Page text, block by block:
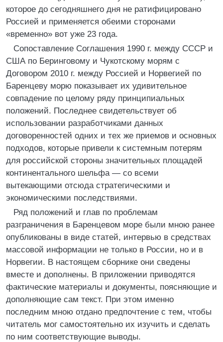
которое до сегодняшнего дня не ратифицировано
Россией и применяется обеими сторонами
«временно» вот уже 23 года.
Сопоставление Соглашения 1990 г. между СССР и
США по Беринговому и Чукотскому морям с
Договором 2010 г. между Россией и Норвегией по
Баренцеву морю показывает их удивительное
совпадение по целому ряду принципиальных
положений. Последнее свидетельствует об
использовании разработчиками данных
договоренностей одних и тех же приемов и основных
подходов, которые привели к системным потерям
для российской стороны значительных площадей
континентального шельфа — со всеми
вытекающими отсюда стратегическими и
экономическими последствиями.
Ряд положений и глав по проблемам
разграничения в Баренцевом море были мною ранее
опубликованы в виде статей, интервью в средствах
массовой информации не только в России, но и в
Норвегии. В настоящем сборнике они сведены
вместе и дополнены. В приложении приводятся
фактические материалы и документы, поясняющие и
дополняющие сам текст. При этом именно
последним мною отдано предпочтение с тем, чтобы
читатель мог самостоятельно их изучить и сделать
по ним соответствующие выводы.